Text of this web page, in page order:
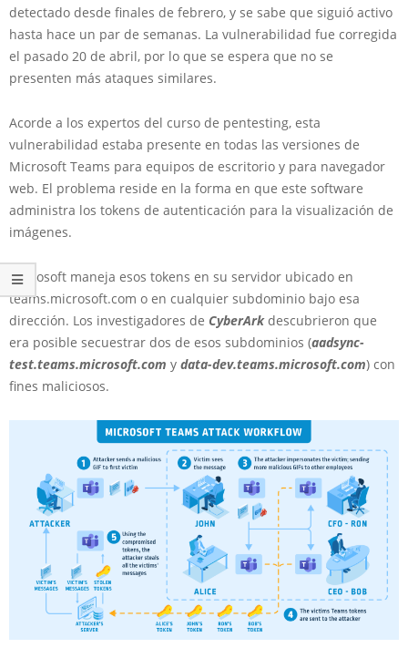
detectado desde finales de febrero, y se sabe que siguió activo
hasta hace un par de semanas. La vulnerabilidad fue corregida
el pasado 20 de abril, por lo que se espera que no se
presenten más ataques similares.
Acorde a los expertos del curso de pentesting, esta
vulnerabilidad estaba presente en todas las versiones de
Microsoft Teams para equipos de escritorio y para navegador
web. El problema reside en la forma en que este software
administra los tokens de autenticación para la visualización de
imágenes.
Microsoft maneja esos tokens en su servidor ubicado en
teams.microsoft.com o en cualquier subdominio bajo esa
dirección. Los investigadores de CyberArkdescubrieron que
era posible secuestrar dos de esos subdominios (aadsync-
test.teams.microsoft.com y data-dev.teams.microsoft.com) con
fines maliciosos.